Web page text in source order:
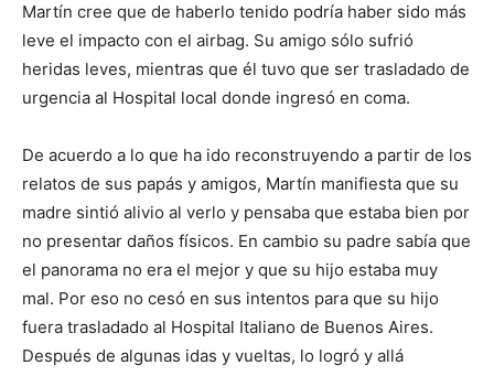
Martín cree que de haberlo tenido podría haber sido más
leve el impacto con el airbag. Su amigo sólo sufrió
heridas leves, mientras que él tuvo que ser trasladado de
urgencia al Hospital local donde ingresó en coma.
De acuerdo a lo que ha ido reconstruyendo a partir de los
relatos de sus papás y amigos, Martín manifiesta que su
madre sintió alivio al verlo y pensaba que estaba bien por
no presentar daños físicos. En cambio su padre sabía que
el panorama no era el mejor y que su hijo estaba muy
mal. Por eso no cesó en sus intentos para que su hijo
fuera trasladado al Hospital Italiano de Buenos Aires.
Después de algunas idas y vueltas, lo logró y allá